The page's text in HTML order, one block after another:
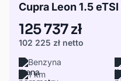
125 737 zł
102 225 zł netto
Benzyna
1 km